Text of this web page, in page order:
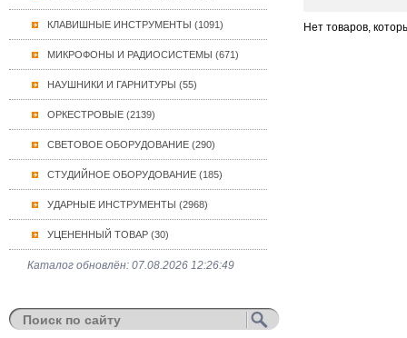
КЛАВИШНЫЕ ИНСТРУМЕНТЫ (1091)
МИКРОФОНЫ И РАДИОСИСТЕМЫ (671)
НАУШНИКИ И ГАРНИТУРЫ (55)
ОРКЕСТРОВЫЕ (2139)
СВЕТОВОЕ ОБОРУДОВАНИЕ (290)
СТУДИЙНОЕ ОБОРУДОВАНИЕ (185)
УДАРНЫЕ ИНСТРУМЕНТЫ (2968)
УЦЕНЕННЫЙ ТОВАР (30)
Каталог обновлён: 07.08.2026 12:26:49
Нет товаров,